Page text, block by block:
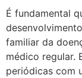
É fundamental
familiar da
médico regular.
periódicas com